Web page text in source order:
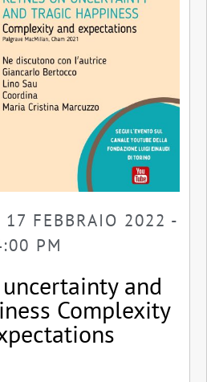
17 FEBBRAIO 2022 -
PM
and
Complexity